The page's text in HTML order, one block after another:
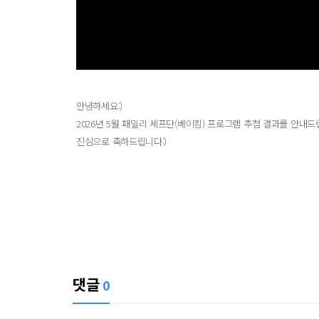
안녕하세요:)
2026년 5월 패밀리 셰프단(베이킹) 프로그램 추첨 결과를 안내
진심으로 축하드립니다:)
댓글 0